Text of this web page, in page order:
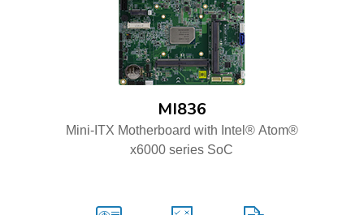
MI836
Mini-ITX Motherboard with Intel® Atom®
x6000 series SoC